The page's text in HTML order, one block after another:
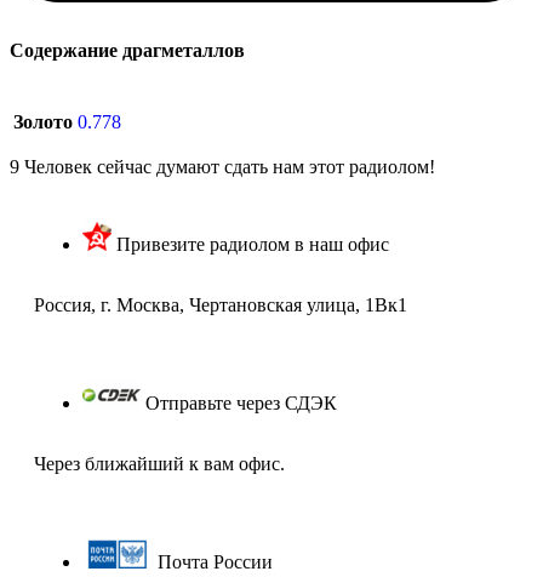
Содержание драгметаллов
Золото 0.778
9 Человек сейчас думают сдать нам этот радиолом!
Привезите радиолом в наш офис
Россия, г. Москва, Чертановская улица, 1Вк1
Отправьте через СДЭК
Через ближайший к вам офис.
Почта России